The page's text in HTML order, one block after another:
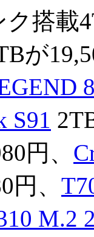
ク搭載
が
S91
円、
円、
M.2